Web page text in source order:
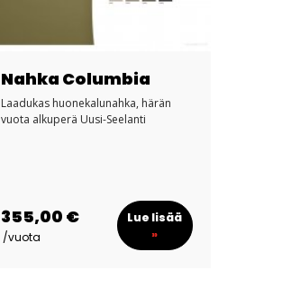
Nahka Columbia
Laadukas huonekalunahka, härän
vuota alkuperä Uusi-Seelanti
355,00 €
/vuota
Lue lisää
»